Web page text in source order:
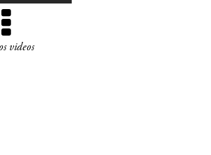
videos